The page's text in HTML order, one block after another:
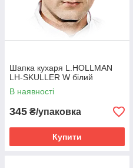
Шапка кухаря L.HOLLMAN
LH-SKULLER W білий
В наявності
345 ₴/упаковка
Купити